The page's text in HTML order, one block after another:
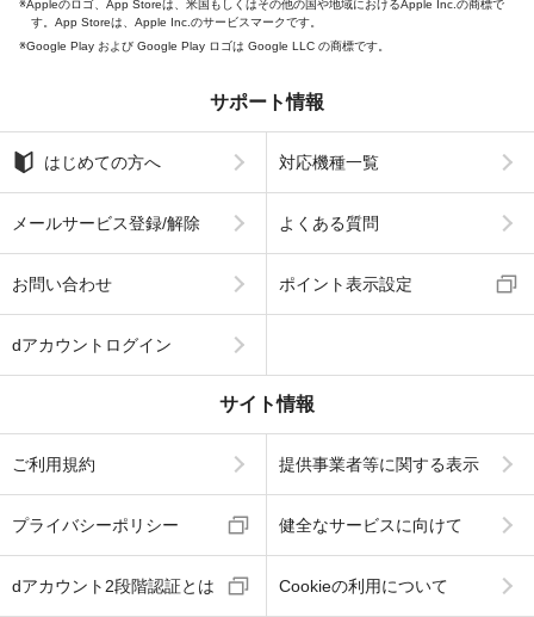
Appleのロゴ、App Storeは、米国もしくはその他の国や地域におけるApple Inc.の商標で
す。App Storeは、Apple Inc.のサービスマークです。
Google Play および Google Play ロゴは Google LLC の商標です。
サポート情報
はじめての方へ 対応機種一覧
メールサービス登録/解除 よくある質問
お問い合わせ ポイント表示設定
dアカウントログイン
サイト情報
ご利用規約 提供事業者等に関する表示
プライバシーポリシー 健全なサービスに向けて
dアカウント2段階認証とは Cookieの利用について